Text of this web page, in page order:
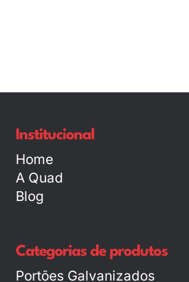
Institucional
Home
A Quad
Blog
Categorias de produtos
Portões Galvanizados